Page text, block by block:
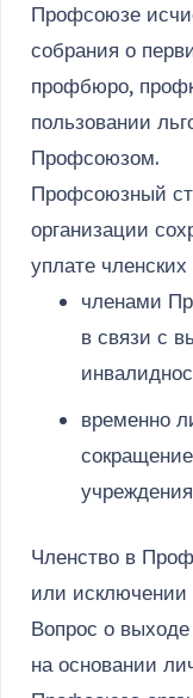
Профсоюзе
собрания о
профбюро,
пользовании
Профсоюзом.
Профсоюзный
организации
уплате членских
членами
в связи с
временно
Членство в
или исключении
Вопрос о
на основании